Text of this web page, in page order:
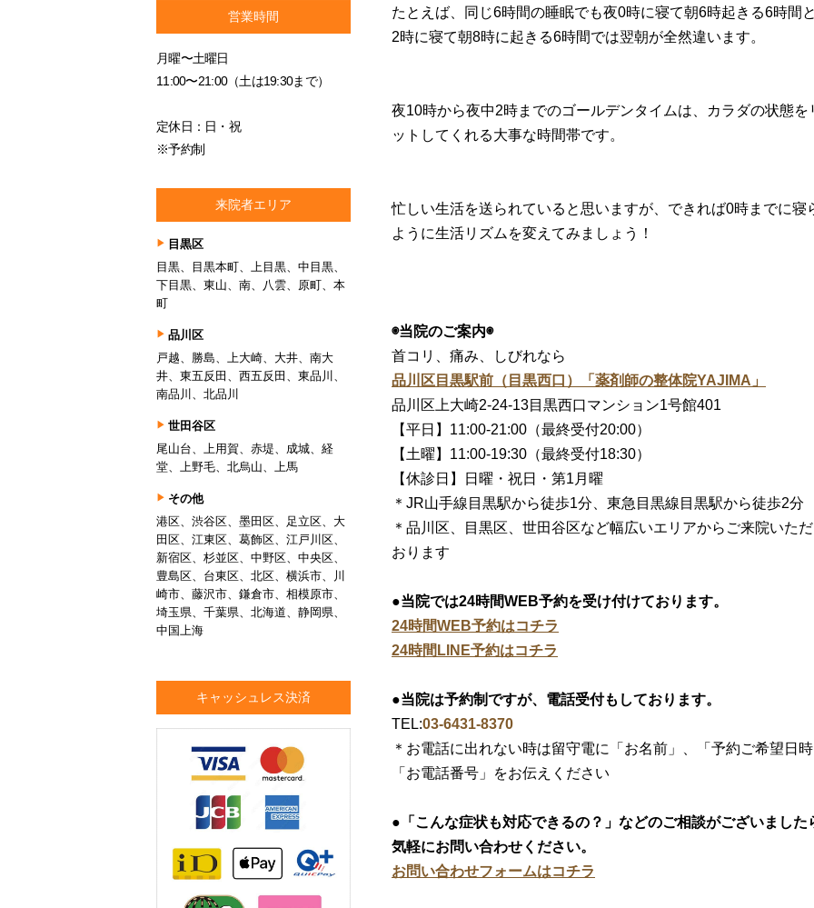
たとえば、同じ6時間の睡眠でも夜0時に寝て朝6時起きる6時間
2時に寝て朝8時に起きる6時間では翌朝が全然違います。
夜10時から夜中2時までのゴールデンタイムは、カラダの状態を
ットしてくれる大事な時間帯です。
忙しい生活を送られていると思いますが、できれば0時までに寝
ように生活リズムを変えてみましょう！
◉当院のご案内◉
首コリ、痛み、しびれなら
品川区目黒駅前（目黒西口）「薬剤師の整体院YAJIMA」
品川区上大崎2-24-13目黒西口マンション1号館401
【平日】11:00-21:00（最終受付20:00）
【土曜】11:00-19:30（最終受付18:30）
【休診日】日曜・祝日・第1月曜
＊JR山手線目黒駅から徒歩1分、東急目黒線目黒駅から徒歩2分
＊品川区、目黒区、世田谷区など幅広いエリアからご来院いた
おります
●当院では24時間WEB予約を受け付けております。
24時間WEB予約はコチラ
24時間LINE予約はコチラ
●当院は予約制ですが、電話受付もしております。
TEL:03-6431-8370
＊お電話に出れない時は留守電に「お名前」、「予約ご希望日
「お電話番号」をお伝えください
●「こんな症状も対応できるの？」などのご相談がございました
気軽にお問い合わせください。
お問い合わせフォームはコチラ
営業時間
月曜〜土曜日
11:00〜21:00（土は19:30まで）
定休日：日・祝
※予約制
来院者エリア
目黒区
目黒、目黒本町、上目黒、中目黒、
下目黒、東山、南、八雲、原町、本
町
品川区
戸越、勝島、上大崎、大井、南大
井、東五反田、西五反田、東品川、
南品川、北品川
世田谷区
尾山台、上用賀、赤堤、成城、経
堂、上野毛、北烏山、上馬
その他
港区、渋谷区、墨田区、足立区、大
田区、江東区、葛飾区、江戸川区、
新宿区、杉並区、中野区、中央区、
豊島区、台東区、北区、横浜市、川
崎市、藤沢市、鎌倉市、相模原市、
埼玉県、千葉県、北海道、静岡県、
中国上海
キャッシュレス決済